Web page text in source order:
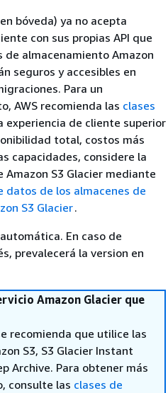
bóveda) ya no acepta
con sus propias API que
almacenamiento Amazon
seguros y accesibles en
Para un
AWS recomienda las clases
experiencia de cliente superior
total, costos más
capacidades, considere la
S3 Glacier mediante
datos de los almacenes de
S3 Glacier.
En caso de
prevalecerá la version en
Amazon Glacier que
recomienda que utilice las
S3, S3 Glacier Instant
Archive. Para obtener más
consulte las clases de